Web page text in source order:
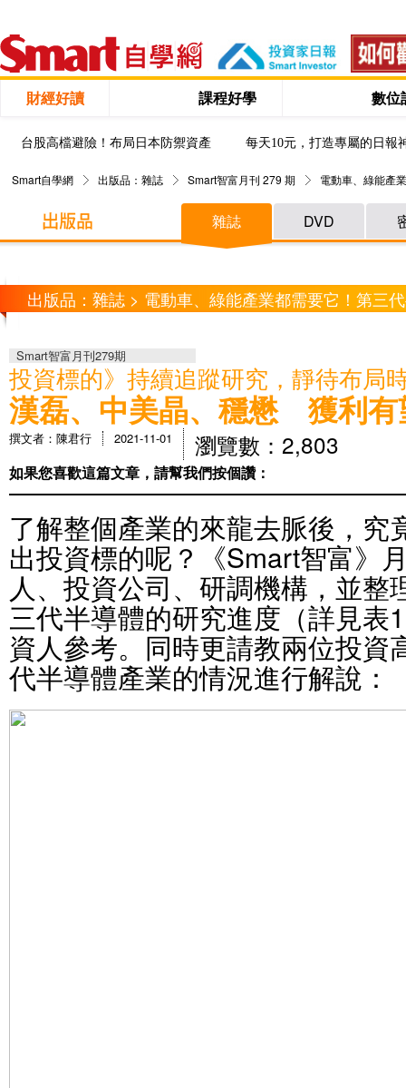
財經好讀 課程好學 數位
台股高檔避險！布局日本防禦資產 每天10元，打造專屬的日報
Smart自學網 出版品：雜誌 Smart智富月刊 279 期 電動車、綠能產
雜誌 DVD
出版品：雜誌 > 電動車、綠能產業都需要它！第三
Smart智富月刊279期
投資標的》持續追蹤研究，靜待布局
漢磊、中美晶、穩懋 獲利有
撰文者：陳君行 2021-11-01 瀏覽數：2,803
如果您喜歡這篇文章，請幫我們按個讚：
了解整個產業的來龍去脈後，究
出投資標的呢？《Smart智富》
人、投資公司、研調機構，並整
三代半導體的研究進度（詳見表
資人參考。同時更請教兩位投資
代半導體產業的情況進行解說：